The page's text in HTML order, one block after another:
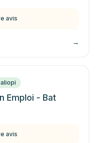
avis
→
Emploi - Bat
avis